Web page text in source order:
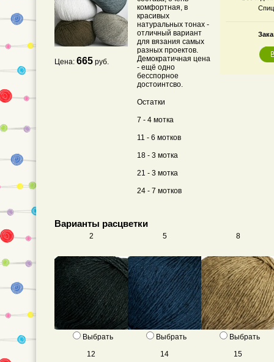
Цена: 665 руб.
комфортная, в
красивых
натуральных тонах -
отличный вариант
для вязания самых
разных проектов.
Демократичная цена
- ещё одно
бесспорное
достоинтсво.
Остатки
7 - 4 мотка
11 - 6 мотков
18 - 3 мотка
21 - 3 мотка
24 - 7 мотков
Варианты расцветки
2
Выбрать
5
Выбрать
8
Выбрать
12
14 15